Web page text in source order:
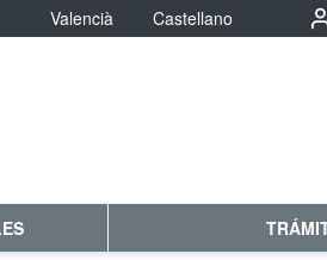
Valencià Castellano